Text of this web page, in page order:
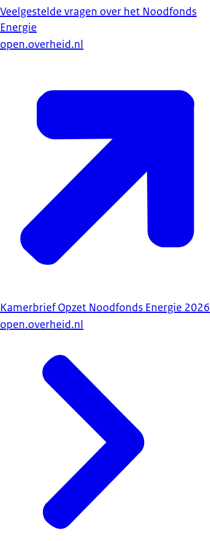
Veelgestelde vragen over het Noodfonds
Energie
open.overheid.nl
Kamerbrief Opzet Noodfonds Energie 2026
open.overheid.nl